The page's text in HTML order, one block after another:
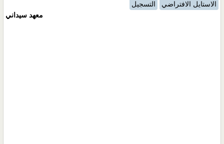
الاستايل الافتراضي
التسجيل
معهد سيداني